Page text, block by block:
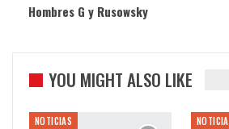
Hombres G y Rusowsky
YOU MIGHT ALSO LIKE
NOTICIAS